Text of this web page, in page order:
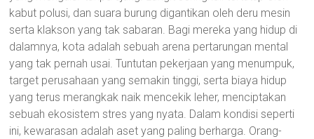
kabut polusi, dan suara burung digantikan oleh deru mesin
serta klakson yang tak sabaran. Bagi mereka yang hidup di
dalamnya, kota adalah sebuah arena pertarungan mental
yang tak pernah usai. Tuntutan pekerjaan yang menumpuk,
target perusahaan yang semakin tinggi, serta biaya hidup
yang terus merangkak naik mencekik leher, menciptakan
sebuah ekosistem stres yang nyata. Dalam kondisi seperti
ini, kewarasan adalah aset yang paling berharga. Orang-